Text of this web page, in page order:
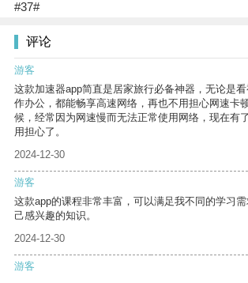
#37#
评论
游客
这款加速器app简直是居家旅行必备神器，无论是
作办公，都能畅享高速网络，再也不用担心网速卡
候，经常因为网速慢而无法正常使用网络，现在有
用担心了。
2024-12-30
游客
这款app的课程非常丰富，可以满足我不同的学习
己感兴趣的知识。
2024-12-30
游客